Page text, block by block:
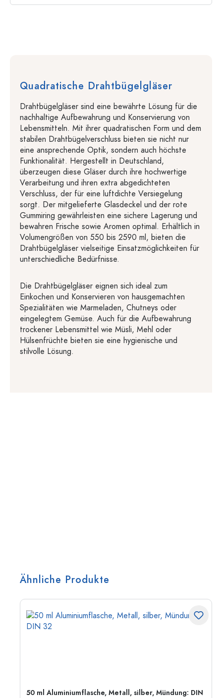
Quadratische Drahtbügelgläser
Drahtbügelgläser sind eine bewährte Lösung für die
nachhaltige Aufbewahrung und Konservierung von
Lebensmitteln. Mit ihrer quadratischen Form und dem
stabilen Drahtbügelverschluss bieten sie nicht nur
eine ansprechende Optik, sondern auch höchste
Funktionalität. Hergestellt in Deutschland,
überzeugen diese Gläser durch ihre hochwertige
Verarbeitung und ihren extra abgedichteten
Verschluss, der für eine luftdichte Versiegelung
sorgt. Der mitgelieferte Glasdeckel und der rote
Gummiring gewährleisten eine sichere Lagerung und
bewahren Frische sowie Aromen optimal. Erhältlich in
Volumengrößen von 550 bis 2590 ml, bieten die
Drahtbügelgläser vielseitige Einsatzmöglichkeiten für
unterschiedliche Bedürfnisse.
Die Drahtbügelgläser eignen sich ideal zum
Einkochen und Konservieren von hausgemachten
Spezialitäten wie Marmeladen, Chutneys oder
eingelegtem Gemüse. Auch für die Aufbewahrung
trockener Lebensmittel wie Müsli, Mehl oder
Hülsenfrüchte bieten sie eine hygienische und
stilvolle Lösung.
Ähnliche Produkte
50 ml Aluminiumflasche, Metall, silber, Mündung: DIN